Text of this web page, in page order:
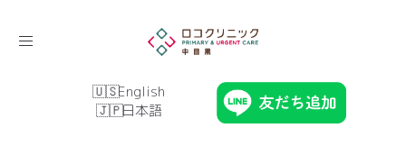
Toggle
English
日本語